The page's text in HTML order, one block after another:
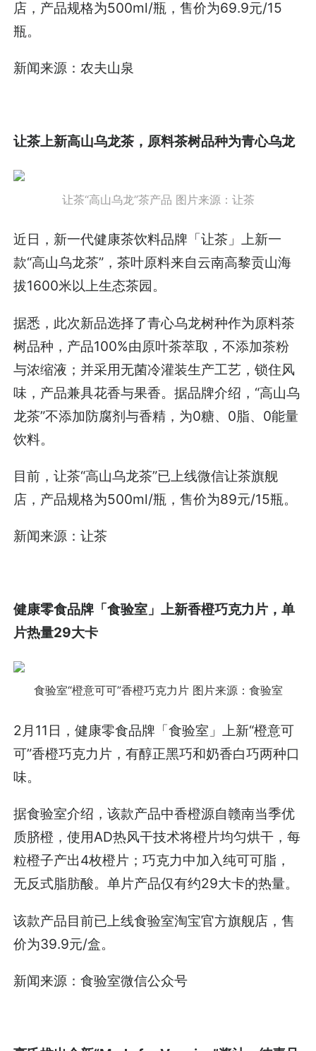
店，产品规格为500ml/瓶，售价为69.9元/15
瓶。
新闻来源：农夫山泉
让茶上新高山乌龙茶，原料茶树品种为青心乌龙
让茶“高山乌龙”茶产品 图片来源：让茶
近日，新一代健康茶饮料品牌「让茶」上新一
款“高山乌龙茶”，茶叶原料来自云南高黎贡山海
拔1600米以上生态茶园。
据悉，此次新品选择了青心乌龙树种作为原料茶
树品种，产品100%由原叶茶萃取，不添加茶粉
与浓缩液；并采用无菌冷灌装生产工艺，锁住风
味，产品兼具花香与果香。据品牌介绍，“高山乌
龙茶”不添加防腐剂与香精，为0糖、0脂、0能量
饮料。
目前，让茶“高山乌龙茶”已上线微信让茶旗舰
店，产品规格为500ml/瓶，售价为89元/15瓶。
新闻来源：让茶
健康零食品牌「食验室」上新香橙巧克力片，单
片热量29大卡
食验室“橙意可可”香橙巧克力片 图片来源：食验室
2月11日，健康零食品牌「食验室」上新“橙意可
可”香橙巧克力片，有醇正黑巧和奶香白巧两种口
味。
据食验室介绍，该款产品中香橙源自赣南当季优
质脐橙，使用AD热风干技术将橙片均匀烘干，每
粒橙子产出4枚橙片；巧克力中加入纯可可脂，
无反式脂肪酸。单片产品仅有约29大卡的热量。
该款产品目前已上线食验室淘宝官方旗舰店，售
价为39.9元/盒。
新闻来源：食验室微信公众号